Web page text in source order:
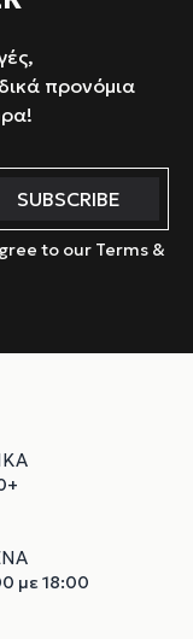
προνόμια
to our Terms &
με 18:00